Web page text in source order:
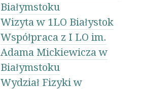
Białymstoku
Wizyta w 1LO Białystok
Współpraca z I LO im.
Adama Mickiewicza w
Białymstoku
Wydział Fizyki w